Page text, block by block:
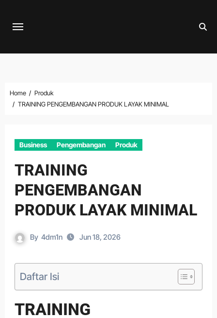
Home
Produk
TRAINING PENGEMBANGAN PRODUK LAYAK MINIMAL
Business Pengembangan Produk
TRAINING
PENGEMBANGAN
PRODUK LAYAK MINIMAL
By 4dm1n Jun 18, 2026
Daftar Isi
TRAINING